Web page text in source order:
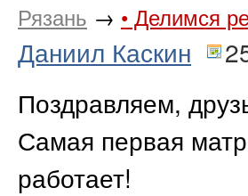
Рязань → • Делимся
Даниил Каскин
Поздравляем,
Самая первая
работает!